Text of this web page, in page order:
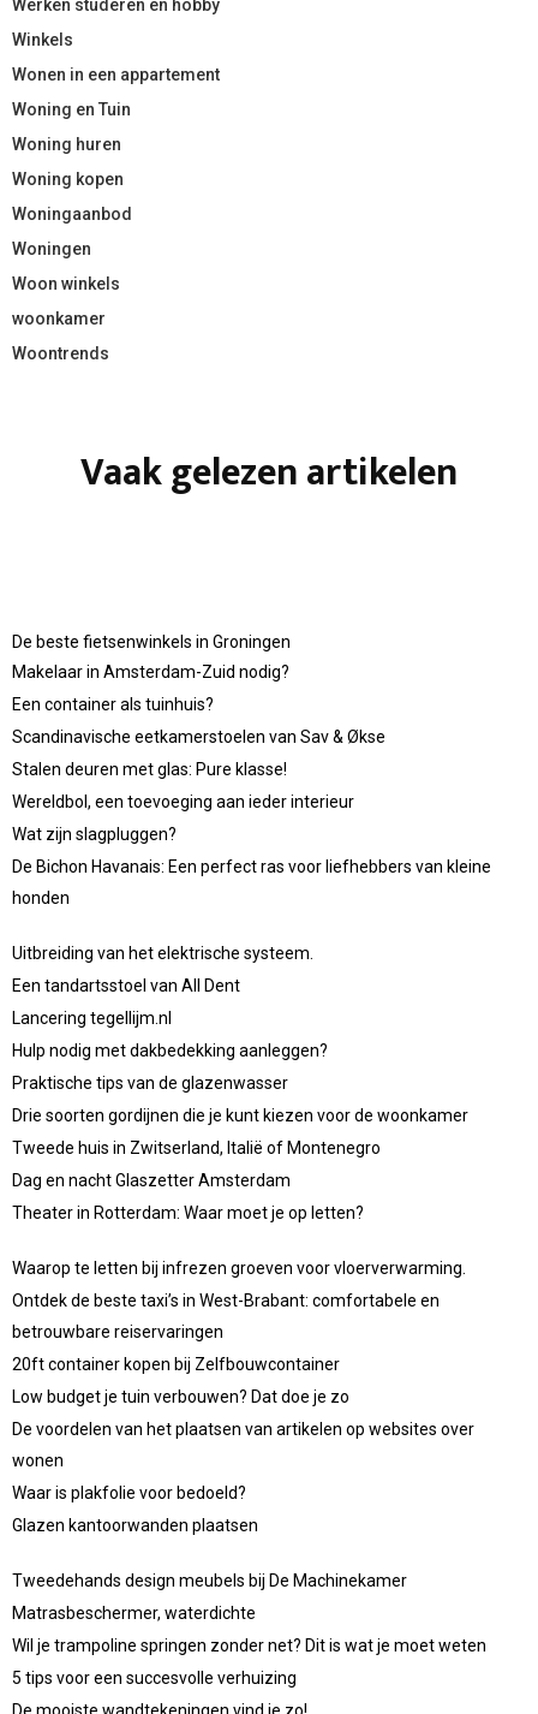
Werken studeren en hobby
Winkels
Wonen in een appartement
Woning en Tuin
Woning huren
Woning kopen
Woningaanbod
Woningen
Woon winkels
woonkamer
Woontrends
Vaak gelezen artikelen
De beste fietsenwinkels in Groningen
Makelaar in Amsterdam-Zuid nodig?
Een container als tuinhuis?
Scandinavische eetkamerstoelen van Sav & Økse
Stalen deuren met glas: Pure klasse!
Wereldbol, een toevoeging aan ieder interieur
Wat zijn slagpluggen?
De Bichon Havanais: Een perfect ras voor liefhebbers van kleine
honden
Uitbreiding van het elektrische systeem.
Een tandartsstoel van All Dent
Lancering tegellijm.nl
Hulp nodig met dakbedekking aanleggen?
Praktische tips van de glazenwasser
Drie soorten gordijnen die je kunt kiezen voor de woonkamer
Tweede huis in Zwitserland, Italië of Montenegro
Dag en nacht Glaszetter Amsterdam
Theater in Rotterdam: Waar moet je op letten?
Waarop te letten bij infrezen groeven voor vloerverwarming.
Ontdek de beste taxi’s in West-Brabant: comfortabele en
betrouwbare reiservaringen
20ft container kopen bij Zelfbouwcontainer
Low budget je tuin verbouwen? Dat doe je zo
De voordelen van het plaatsen van artikelen op websites over
wonen
Waar is plakfolie voor bedoeld?
Glazen kantoorwanden plaatsen
Tweedehands design meubels bij De Machinekamer
Matrasbeschermer, waterdichte
Wil je trampoline springen zonder net? Dit is wat je moet weten
5 tips voor een succesvolle verhuizing
De mooiste wandtekeningen vind je zo!